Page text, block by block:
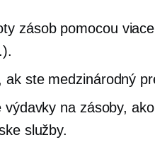
zásob pomocou
ak ste medzinárodný
výdavky na zásoby,
služby.